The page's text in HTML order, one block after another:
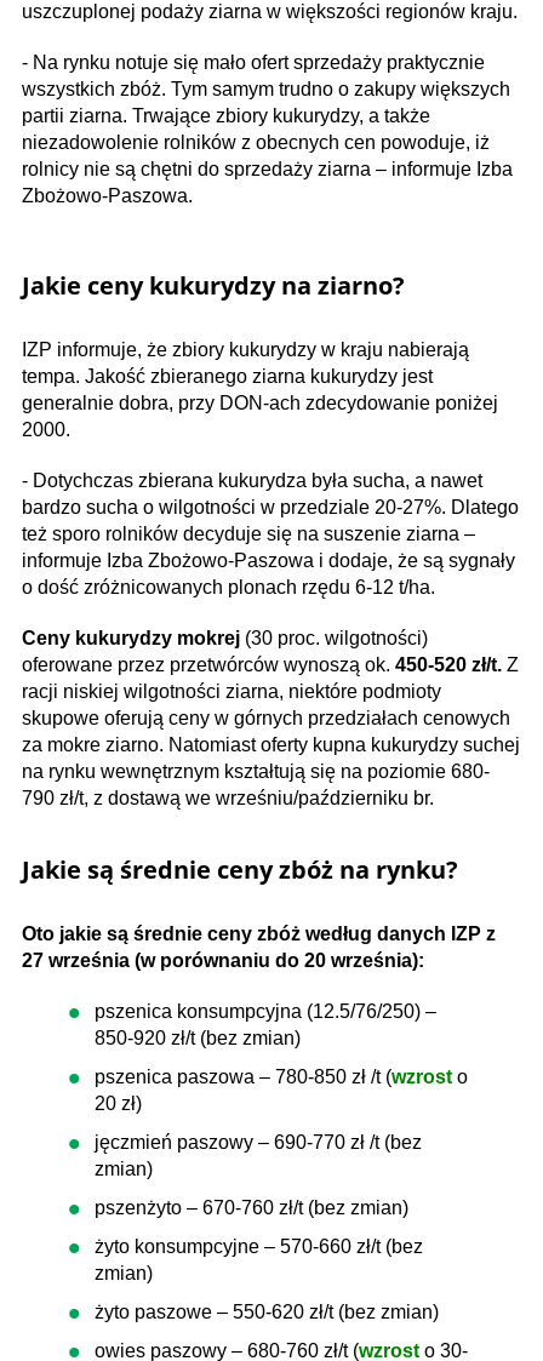
uszczuplonej podaży ziarna w większości regionów kraju.
- Na rynku notuje się mało ofert sprzedaży praktycznie
wszystkich zbóż. Tym samym trudno o zakupy większych
partii ziarna. Trwające zbiory kukurydzy, a także
niezadowolenie rolników z obecnych cen powoduje, iż
rolnicy nie są chętni do sprzedaży ziarna – informuje Izba
Zbożowo-Paszowa.
Jakie ceny kukurydzy na ziarno?
IZP informuje, że zbiory kukurydzy w kraju nabierają
tempa. Jakość zbieranego ziarna kukurydzy jest
generalnie dobra, przy DON-ach zdecydowanie poniżej
2000.
- Dotychczas zbierana kukurydza była sucha, a nawet
bardzo sucha o wilgotności w przedziale 20-27%. Dlatego
też sporo rolników decyduje się na suszenie ziarna –
informuje Izba Zbożowo-Paszowa i dodaje, że są sygnały
o dość zróżnicowanych plonach rzędu 6-12 t/ha.
Ceny kukurydzy mokrej (30 proc. wilgotności)
oferowane przez przetwórców wynoszą ok. 450-520 zł/t. Z
racji niskiej wilgotności ziarna, niektóre podmioty
skupowe oferują ceny w górnych przedziałach cenowych
za mokre ziarno. Natomiast oferty kupna kukurydzy suchej
na rynku wewnętrznym kształtują się na poziomie 680-
790 zł/t, z dostawą we wrześniu/październiku br.
Jakie są średnie ceny zbóż na rynku?
Oto jakie są średnie ceny zbóż według danych IZP z
27 września (w porównaniu do 20 września):
pszenica konsumpcyjna (12.5/76/250) –
850-920 zł/t (bez zmian)
pszenica paszowa – 780-850 zł /t (wzrost o
20 zł)
jęczmień paszowy – 690-770 zł /t (bez
zmian)
pszenżyto – 670-760 zł/t (bez zmian)
żyto konsumpcyjne – 570-660 zł/t (bez
zmian)
żyto paszowe – 550-620 zł/t (bez zmian)
owies paszowy – 680-760 zł/t (wzrost o 30-